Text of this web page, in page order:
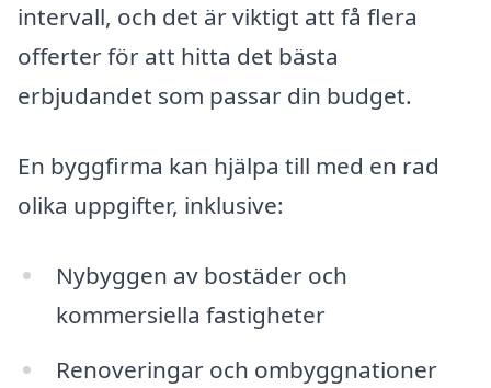
intervall, och det är viktigt att få flera
offerter för att hitta det bästa
erbjudandet som passar din budget.
En byggfirma kan hjälpa till med en rad
olika uppgifter, inklusive:
Nybyggen av bostäder och
kommersiella fastigheter
Renoveringar och ombyggnationer